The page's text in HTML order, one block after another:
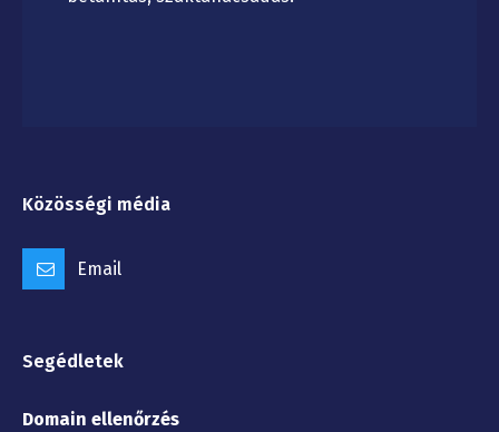
Közösségi média
Email
Segédletek
Domain ellenőrzés